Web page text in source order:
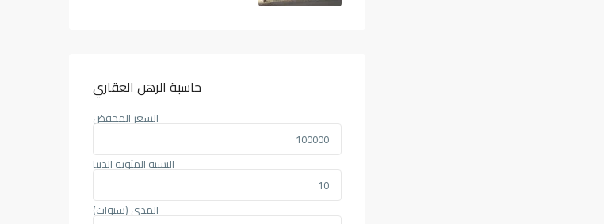
حاسبة الرهن العقاري
السعر المخفض
النسبة المئوية الدنيا
المدى (سنوات)